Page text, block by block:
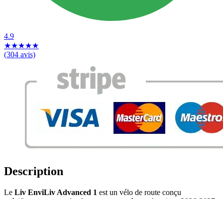
4.9
★★★★★
(304 avis)
Description
Le Liv EnviLiv Advanced 1 est un vélo de route conçu